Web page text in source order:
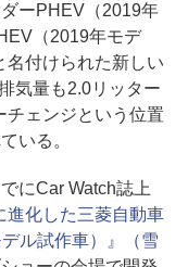
ーPHEV（2019年
（2019年モデ
名付けられた新しい
気量も2.0リッター
チェンジという位置
いる。
にCar Watch誌上
進化した三菱自動車
ル試作車）』（雪